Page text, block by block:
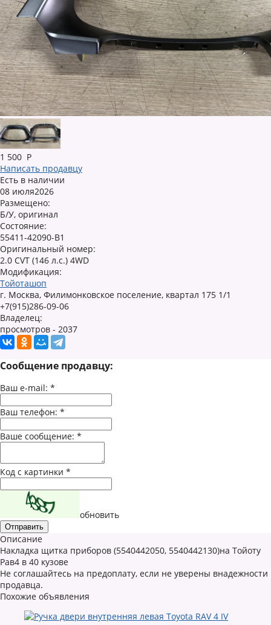
1 500 Р
Написать продавцу
Есть в наличии
08 июля2026
Размещено:
Б/У, оригинал
Состояние:
55411-42090-B1
Оригинальный номер:
2.0 CVT (146 л.с.) 4WD
Модификация:
Тойоташоп
г. Москва, Филимонковское поселение, квартал 175 1/1
+7(915)286-09-06
Владелец:
просмотров - 2037
Сообщение продавцу:
Ваш e-mail: *
Ваш телефон: *
Ваше сообщение: *
Код с картинки *
обновить
Описание
Накладка щитка приборов (5540442050, 5540442130)на Тойоту
Рав4 в 40 кузове
Не соглашайтесь на предоплату, если не уверены внадежности
продавца.
Похожие объявления